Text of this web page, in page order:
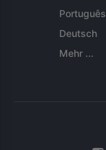
Português
Deutsch
Mehr ...